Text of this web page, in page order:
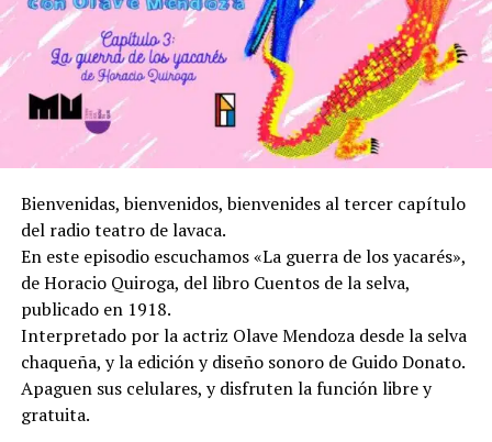
Bienvenidas, bienvenidos, bienvenides al tercer capítulo
del radio teatro de lavaca.
En este episodio escuchamos «La guerra de los yacarés»,
de Horacio Quiroga, del libro Cuentos de la selva,
publicado en 1918.
Interpretado por la actriz Olave Mendoza desde la selva
chaqueña, y la edición y diseño sonoro de Guido Donato.
Apaguen sus celulares, y disfruten la función libre y
gratuita.